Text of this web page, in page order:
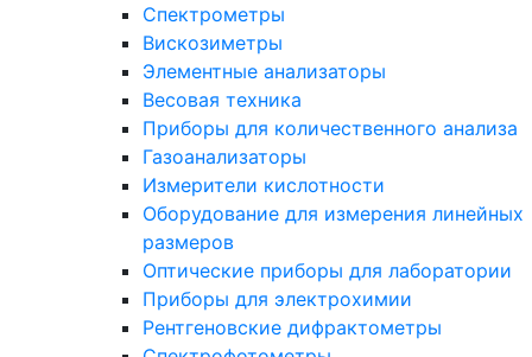
Спектрометры
Вискозиметры
Элементные анализаторы
Весовая техника
Приборы для количественного анализа
Газоанализаторы
Измерители кислотности
Оборудование для измерения линейных
размеров
Оптические приборы для лаборатории
Приборы для электрохимии
Рентгеновские дифрактометры